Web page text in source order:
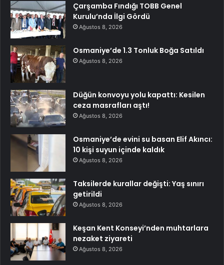
Çarşamba Fındığı TOBB Genel
Kurulu’nda İlgi Gördü
Ağustos 8, 2026
Osmaniye’de 1.3 Tonluk Boğa Satıldı
Ağustos 8, 2026
Düğün konvoyu yolu kapattı: Kesilen
ceza masrafları aştı!
Ağustos 8, 2026
Osmaniye’de evini su basan Elif Akıncı:
10 kişi suyun içinde kaldık
Ağustos 8, 2026
Taksilerde kurallar değişti: Yaş sınırı
getirildi
Ağustos 8, 2026
Keşan Kent Konseyi’nden muhtarlara
nezaket ziyareti
Ağustos 8, 2026